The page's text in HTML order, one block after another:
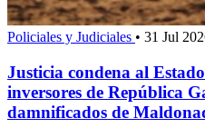
Policiales y Judiciales • 31 Jul
Justicia condena al
inversores de República
damnificados de